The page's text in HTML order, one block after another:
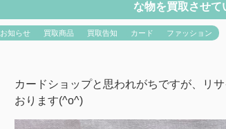
な物を買取させて
お知らせ 買取商品 買取告知 カード ファッション
カードショップと思われがちですが、リ
おります(^o^)